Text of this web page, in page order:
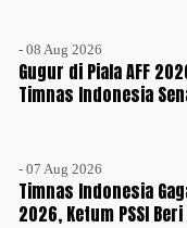
- 08 Aug 2026
Gugur di Piala AFF
Timnas Indonesia
- 07 Aug 2026
Timnas Indonesia
2026, Ketum PSSI